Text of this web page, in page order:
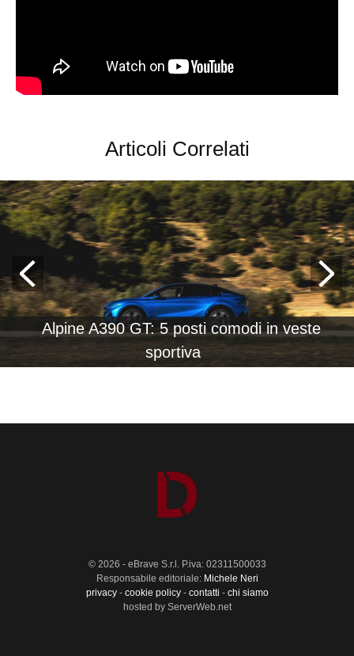
Articoli Correlati
Alpine A390 GT: 5 posti comodi in veste
sportiva
© 2026 - eBrave S.r.l. P.iva: 02311500033
Responsabile editoriale: Michele Neri
privacy- cookie policy- contatti - chi siamo
hosted by ServerWeb.net